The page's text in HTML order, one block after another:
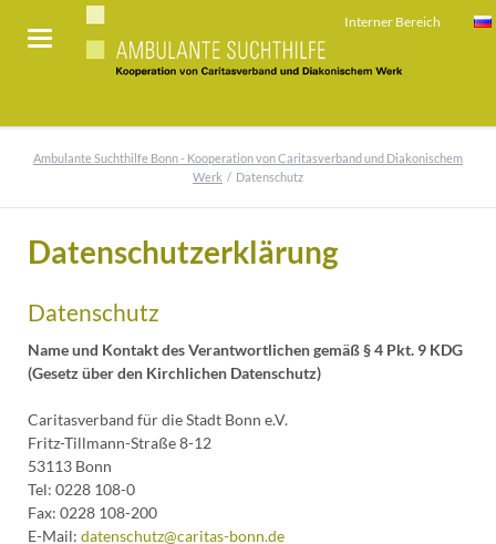
Interner Bereich
Ambulante Suchthilfe Bonn - Kooperation von Caritasverband und Diakonischem
Werk
Datenschutz
Datenschutzerklärung
Datenschutz
Name und Kontakt des Verantwortlichen gemäß § 4 Pkt. 9 KDG
(Gesetz über den Kirchlichen Datenschutz)
Caritasverband für die Stadt Bonn e.V.
Fritz-Tillmann-Straße 8-12
53113 Bonn
Tel: 0228 108-0
Fax: 0228 108-200
E-Mail: datenschutz@caritas-bonn.de